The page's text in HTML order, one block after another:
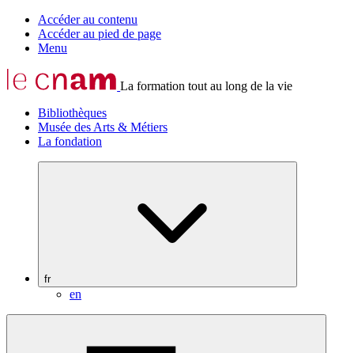
Accéder au contenu
Accéder au pied de page
Menu
La formation tout au long de la vie
Bibliothèques
Musée des Arts & Métiers
La fondation
fr
en